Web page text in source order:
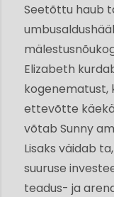
Seetõttu haub
Elizabeth
kogenematust,
ettevõtte
võtab Sunny
Lisaks väidab
suuruse
teadus- ja